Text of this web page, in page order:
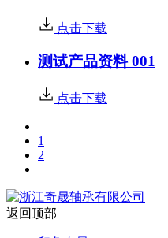
点击下载
测试产品资料 001
点击下载
1
2
返回顶部